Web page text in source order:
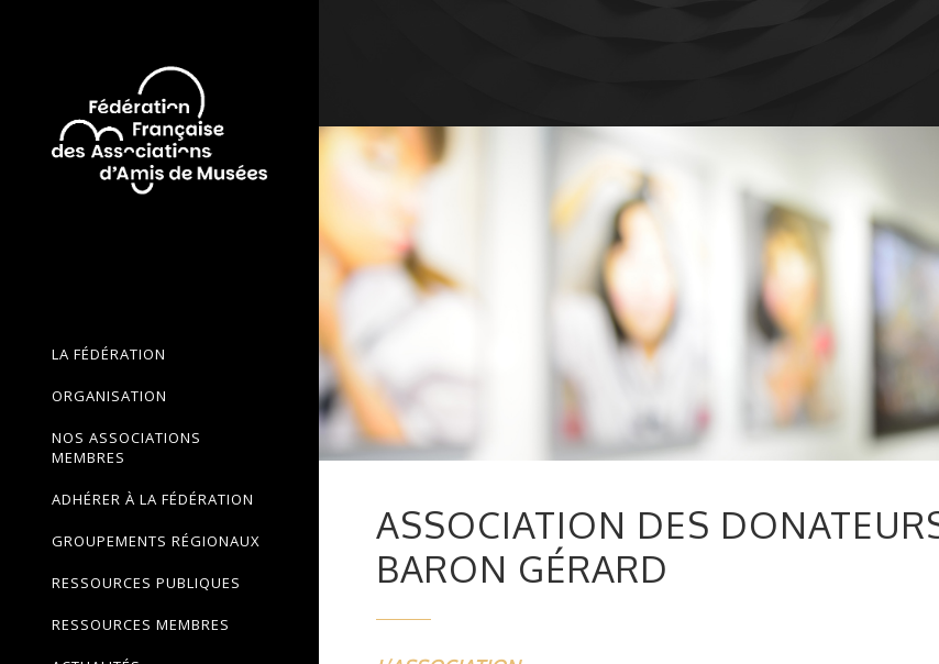
LA FÉDÉRATION
ORGANISATION
NOS ASSOCIATIONS
MEMBRES
ADHÉRER À LA FÉDÉRATION
GROUPEMENTS RÉGIONAUX
RESSOURCES PUBLIQUES
RESSOURCES MEMBRES
ASSOCIATION DES
BARON GÉRARD